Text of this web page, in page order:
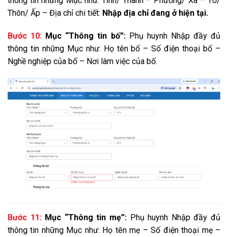
Thôn/ Ấp – Địa chỉ chi tiết: Nhập địa chỉ đang ở hiện tại.
Bước 10: Mục “Thông tin bố”:Phụ huynh Nhập đầy đủ
thông tin những Mục như: Họ tên bố – Số điện thoại bố –
Nghề nghiệp của bố – Nơi làm việc của bố.
Bước 11: Mục “Thông tin mẹ”: Phụ huynh Nhập đầy đủ
thông tin những Mục như: Họ tên mẹ – Số điện thoại mẹ –